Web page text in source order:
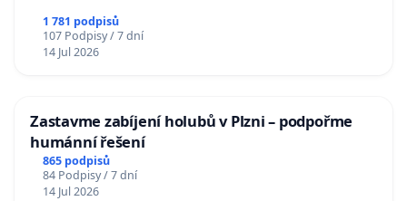
1 781 podpisů
107 Podpisy / 7 dní
14 Jul 2026
Zastavme zabíjení holubů v Plzni – podpořme
humánní řešení
865 podpisů
84 Podpisy / 7 dní
14 Jul 2026